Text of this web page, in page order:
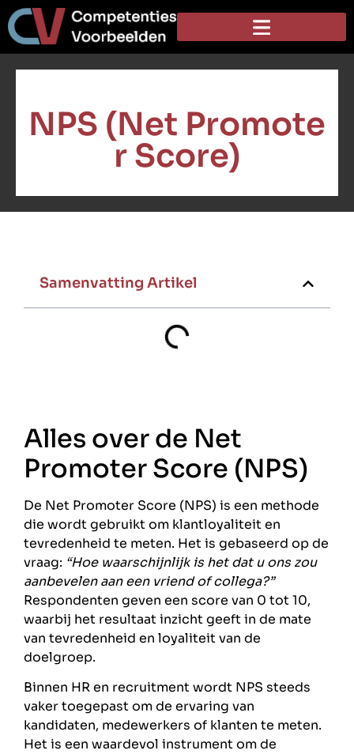
NPS (Net Promote
r Score)
Samenvatting Artikel
Alles over de Net
Promoter Score (NPS)
De Net Promoter Score (NPS) is een methode
die wordt gebruikt om klantloyaliteit en
tevredenheid te meten. Het is gebaseerd op de
vraag: “Hoe waarschijnlijk is het dat u ons zou
aanbevelen aan een vriend of collega?”
Respondenten geven een score van 0 tot 10,
waarbij het resultaat inzicht geeft in de mate
van tevredenheid en loyaliteit van de
doelgroep.
Binnen HR en recruitment wordt NPS steeds
vaker toegepast om de ervaring van
kandidaten, medewerkers of klanten te meten.
Het is een waardevol instrument om de